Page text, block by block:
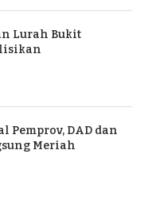
Lurah Bukit
Pemprov, DAD dan
Meriah